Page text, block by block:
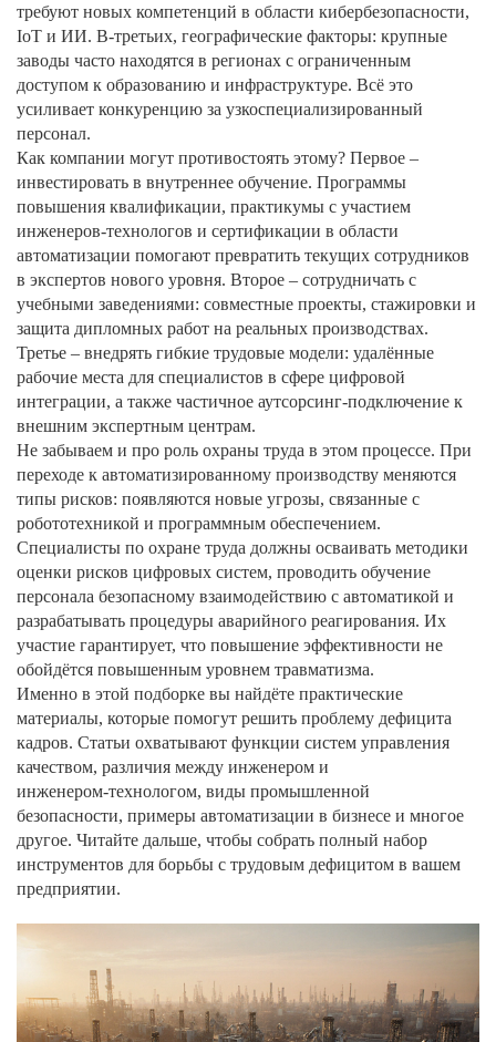
требуют новых компетенций в области кибербезопасности,
IoT и ИИ. В‑третьих, географические факторы: крупные
заводы часто находятся в регионах с ограниченным
доступом к образованию и инфраструктуре. Всё это
усиливает конкуренцию за узкоспециализированный
персонал.
Как компании могут противостоять этому? Первое –
инвестировать в внутреннее обучение. Программы
повышения квалификации, практикумы с участием
инженеров‑технологов и сертификации в области
автоматизации помогают превратить текущих сотрудников
в экспертов нового уровня. Второе – сотрудничать с
учебными заведениями: совместные проекты, стажировки и
защита дипломных работ на реальных производствах.
Третье – внедрять гибкие трудовые модели: удалённые
рабочие места для специалистов в сфере цифровой
интеграции, а также частичное аутсорсинг‑подключение к
внешним экспертным центрам.
Не забываем и про роль охраны труда в этом процессе. При
переходе к автоматизированному производству меняются
типы рисков: появляются новые угрозы, связанные с
робототехникой и программным обеспечением.
Специалисты по охране труда должны осваивать методики
оценки рисков цифровых систем, проводить обучение
персонала безопасному взаимодействию с автоматикой и
разрабатывать процедуры аварийного реагирования. Их
участие гарантирует, что повышение эффективности не
обойдётся повышенным уровнем травматизма.
Именно в этой подборке вы найдёте практические
материалы, которые помогут решить проблему дефицита
кадров. Статьи охватывают функции систем управления
качеством, различия между инженером и
инженером‑технологом, виды промышленной
безопасности, примеры автоматизации в бизнесе и многое
другое. Читайте дальше, чтобы собрать полный набор
инструментов для борьбы с трудовым дефицитом в вашем
предприятии.